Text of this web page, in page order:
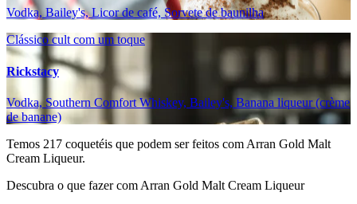
Vodka, Bailey's, Licor de café, Sorvete de baunilha
Clássico cult com um toque
Rickstacy
Vodka, Southern Comfort Whiskey, Bailey's, Banana liqueur (crème
de banane)
Temos 217 coquetéis que podem ser feitos com Arran Gold Malt
Cream Liqueur.
Descubra o que fazer com Arran Gold Malt Cream Liqueur